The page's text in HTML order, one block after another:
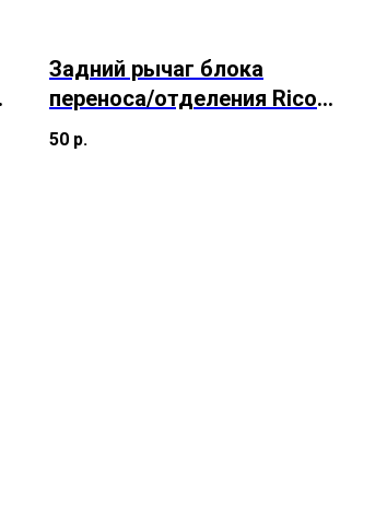
Задний рычаг блока
переноса/отделения Ricoh
Aficio MP
C2050/C2550/C2501/C2551
50 р.